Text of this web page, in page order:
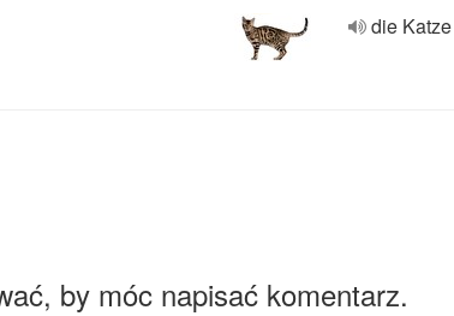
die Katze
by móc napisać komentarz.